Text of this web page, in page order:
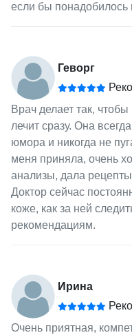
если бы
Геворг
Врач делает так,
лечит сразу. Она
юмора и никогда не
меня приняла, очень
анализы, дала
Доктор сейчас
коже, как за ней
рекомендациям.
Ирина
Очень приятная,